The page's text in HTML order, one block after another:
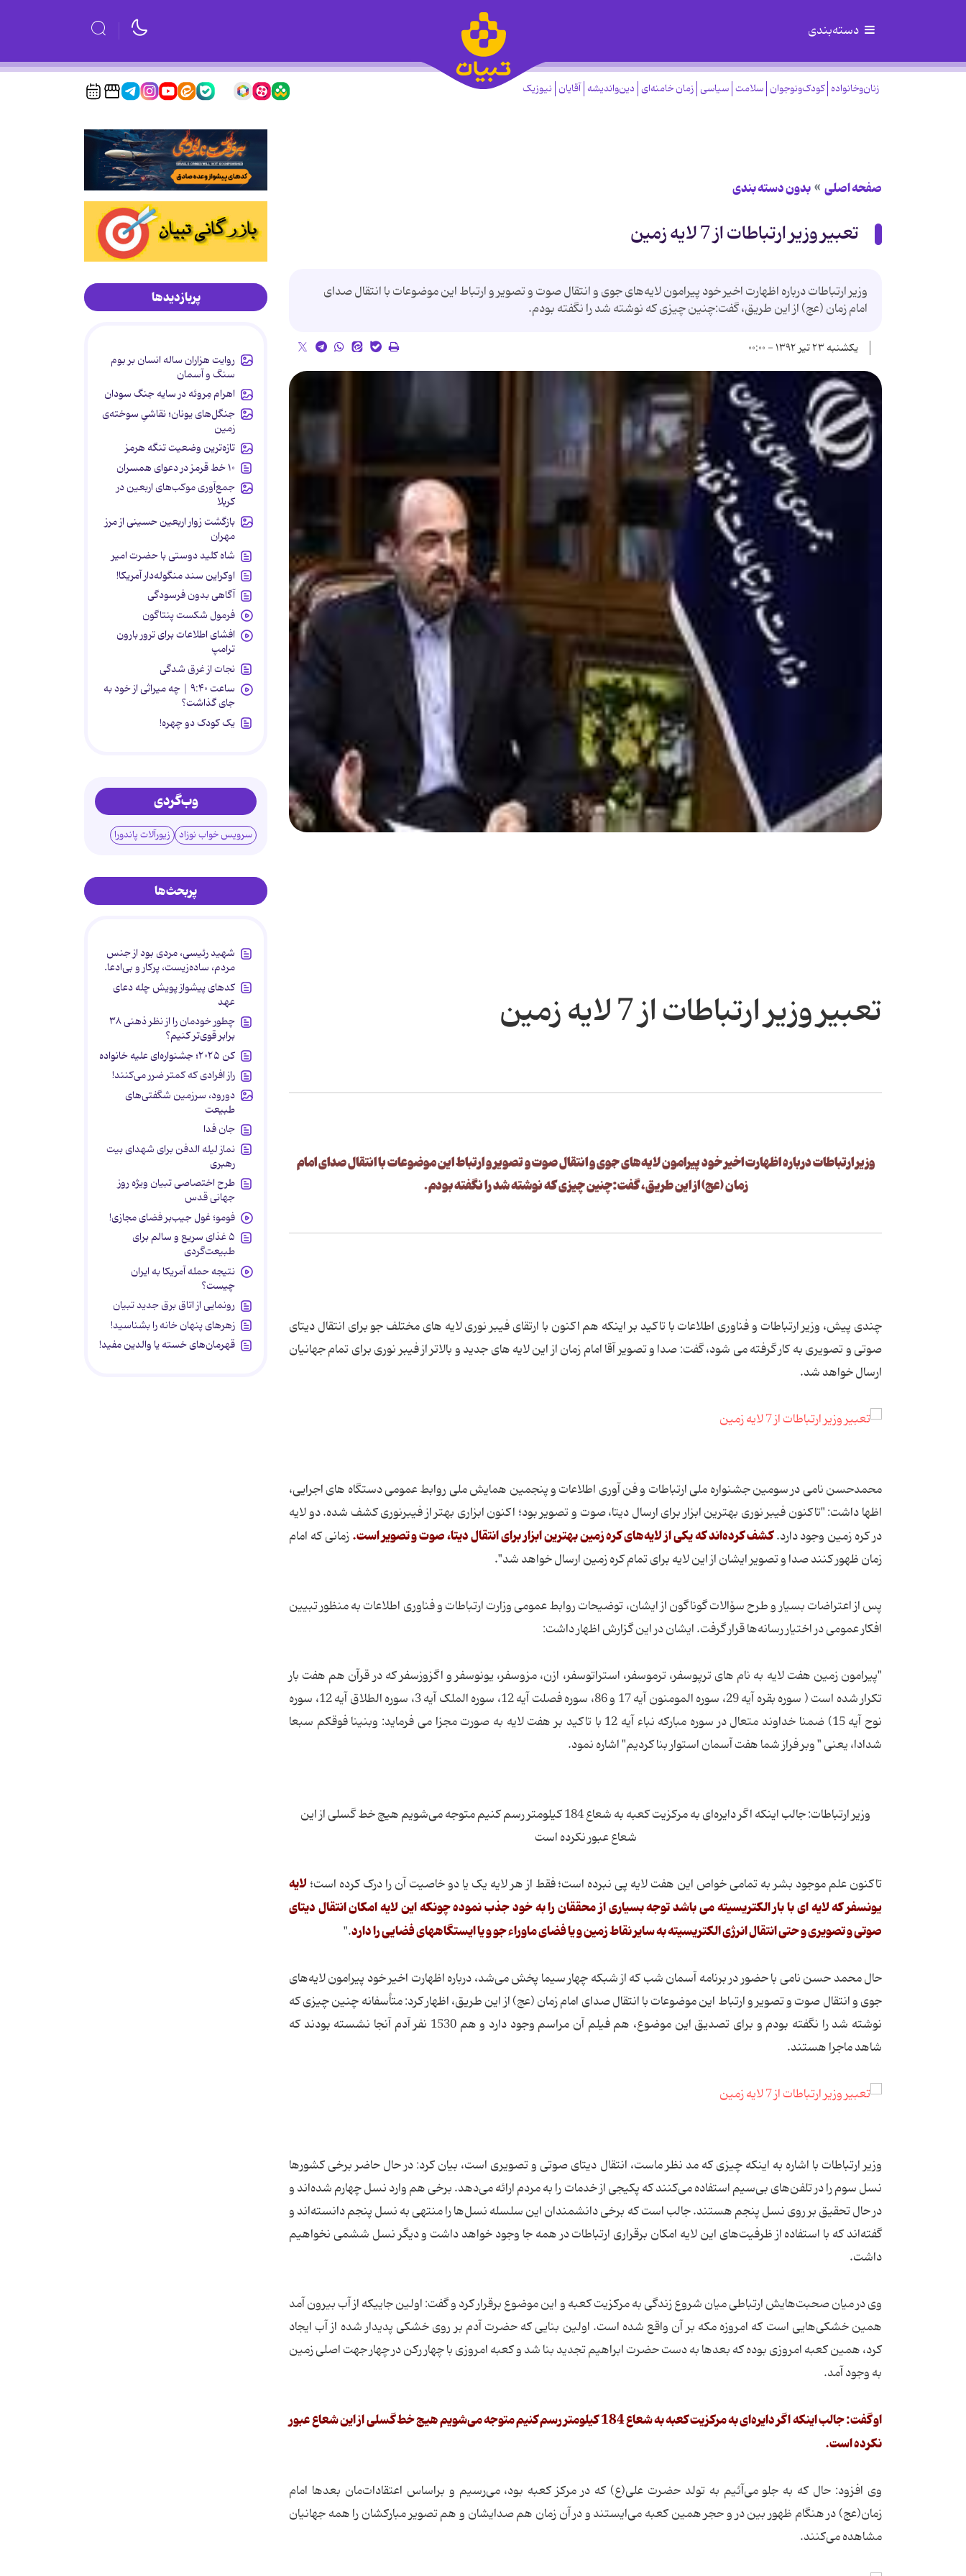
دسته‌بندی
زنان‌وخانواده کودک‌ونوجوان سلامت سیاسی زمان خامنه‌ای دین‌واندیشه آقایان نیوزیک
صفحه اصلی بدون دسته بندی
تعبیر وزیر ارتباطات از 7 لایه زمین
وزیر ارتباطات درباره اظهارت اخیر خود پیرامون لایه‌های جوی و انتقال صوت و تصویر و ارتباط این موضوعات با انتقال صدای
امام زمان (عج) از این طریق، گفت:چنین چیزی که نوشته شد را نگفته بودم.
یکشنبه ۲۳ تیر ۱۳۹۲ - ۰۰:۰۰
تعبیر وزیر ارتباطات از 7 لایه زمین
وزیر ارتباطات درباره اظهارت اخیر خود پیرامون لایه‌های جوی و انتقال صوت و تصویر و ارتباط این موضوعات با انتقال صدای امام
زمان (عج) از این طریق، گفت:چنین چیزی که نوشته شد را نگفته بودم.
چندی پیش، وزیر ارتباطات و فناوری اطلاعات با تاکید بر اینکه هم اکنون با ارتقای فیبر نوری لایه های مختلف جو برای انتقال دیتای
صوتی و تصویری به کار گرفته می شود، گفت: صدا و تصویر آقا امام زمان از این لایه های جدید و بالاتر از فیبر نوری برای تمام جهانیان
ارسال خواهد شد.
محمدحسن نامی در سومین جشنواره ملی ارتباطات و فن آوری اطلاعات و پنجمین همایش ملی روابط عمومی دستگاه های اجرایی،
اظها داشت: "تاکنون فیبر نوری بهترین ابزار برای ارسال دیتا، صوت و تصویر بود؛ اکنون ابزاری بهتر از فیبرنوری کشف شده. دو لایه
در کره زمین وجود دارد.کشف کرده‌اند که یکی از لایه‌های کره زمین بهترین ابزار برای انتقال دیتا، صوت و تصویر است.زمانی که امام
زمان ظهور کنند صدا و تصویر ایشان از این لایه برای تمام کره زمین ارسال خواهد شد".
پس از اعتراضات بسیار و طرح سۆالات گوناگون از ایشان، توضیحات روابط عمومی وزارت ارتباطات و فناوری اطلاعات به منظور تبیین
افکار عمومی در اختیار رسانه‌ها قرار گرفت. ایشان در این گزارش اظهار داشت:
"پیرامون زمین هفت لایه به نام های ترپوسفر، ترموسفر، استراتوسفر، ازن، مزوسفر، یونوسفر و اگزوزسفر که در قرآن هم هفت بار
تکرار شده است ( سوره بقره آیه 29، سوره المومنون آیه 17 و 86، سوره فصلت آیه 12، سوره الملک آیه 3، سوره الطلاق آیه 12، سوره
نوح آیه 15) ضمنا خداوند متعال در سوره مبارکه نباء آیه 12 با تاکید بر هفت لایه به صورت مجزا می فرماید: وبنینا فوقکم سبعا
شدادا، یعنی " وبر فراز شما هفت آسمان استوار بنا کردیم" اشاره نمود.
وزیر ارتباطات: جالب اینکه اگر دایره‌ای به مرکزیت کعبه به شعاع 184 کیلومتر رسم کنیم متوجه می‌شویم هیچ خط گسلی از این
شعاع عبور نکرده است
تاکنون علم موجود بشر به تمامی خواص این هفت لایه پی نبرده است؛ فقط از هر لایه یک یا دو خاصیت آن را درک کرده است؛ لایه
یونسفر که لایه ای با بار الکتریسیته می باشد توجه بسیاری از محققان را به خود جذب نموده چونکه این لایه امکان انتقال دیتای
صوتی و تصویری و حتی انتقال انرژی الکتریسیته به سایر نقاط زمین و یا فضای ماوراء جو و یا ایستگاههای فضایی را دارد."
حال محمد حسن نامی با حضور در برنامه آسمان شب که از شبکه چهار سیما پخش می‌شد، درباره اظهارت اخیر خود پیرامون لایه‌های
جوی و انتقال صوت و تصویر و ارتباط این موضوعات با انتقال صدای امام زمان (عج) از این طریق، اظهار کرد: متأسفانه چنین چیزی که
نوشته شد را نگفته بودم و برای تصدیق این موضوع، هم فیلم آن مراسم وجود دارد و هم 1530 نفر آدم آنجا نشسته بودند که
شاهد ماجرا هستند.
وزیر ارتباطات با اشاره به اینکه چیزی که مد نظر ماست، انتقال دیتای صوتی و تصویری است، بیان کرد: در حال حاضر برخی کشورها
نسل سوم را در تلفن‌های بی‌سیم استفاده می‌کنند که پکیجی از خدمات را به مردم ارائه می‌دهد. برخی هم وارد نسل چهارم شده‌اند و
در حال تحقیق بر روی نسل پنجم هستند. جالب است که برخی دانشمندان این سلسله نسل‌ها را منتهی به نسل پنجم دانسته‌اند و
گفته‌اند که با استفاده از ظرفیت‌های این لایه امکان برقراری ارتباطات در همه جا وجود خواهد داشت و دیگر نسل ششمی نخواهیم
داشت.
وی در میان صحبت‌هایش ارتباطی میان شروع زندگی به مرکزیت کعبه و این موضوع برقرار کرد و گفت: اولین جاییکه از آب بیرون آمد
همین خشکی‌هایی است که امروزه مکه بر آن واقع شده است. اولین بنایی که حضرت آدم بر روی خشکی پدیدار شده از آب ایجاد
کرد، همین کعبه امروزی بوده که بعدها به دست حضرت ابراهیم تجدید بنا شد و کعبه امروزی با چهار رکن در چهار جهت اصلی زمین
به وجود آمد.
او گفت: جالب اینکه اگر دایره‌ای به مرکزیت کعبه به شعاع 184 کیلومتر رسم کنیم متوجه می‌شویم هیچ خط گسلی از این شعاع عبور
نکرده است.
وی افزود: حال که به جلو می‌آئیم به تولد حضرت علی(ع) که در مرکز کعبه بود، می‌رسیم و براساس اعتقادات‌مان بعدها امام
زمان(عج) در هنگام ظهور بین در و حجر همین کعبه می‌ایستند و در آن زمان هم صدایشان و هم تصویر مبارکشان را همه جهانیان
مشاهده می‌کنند.
پربازدیدها
روایت هزاران ساله انسان بر بوم
سنگ و آسمان
اهرام مِروئه در سایه جنگ سودان
جنگل‌های یونان؛ نقاشیِ سوخته‌ی
زمین
تازه‌ترین وضعیت تنگه هرمز
۱۰ خط قرمز در دعوای همسران
جمع‌آوری موکب‌های اربعین در
کربلا
بازگشت زوار اربعین حسینی از مرز
مهران
شاه کلید دوستی با حضرت امیر
اوکراین سند منگوله‌دار آمریکا!
آگاهی بدون فرسودگی
فرمول شکست پنتاگون
افشای اطلاعات برای ترور بارون
ترامپ
نجات از غرق شدگی
ساعت ۹:۴۰ | چه میراثی از خود به
جای گذاشت؟
یک کودک دو چهره!
وب‌گردی
سرویس خواب نوزاد زیورآلات پاندورا
پربحث‌ها
شهید رئیسی، مردی بود از جنس
مردم، ساده‌زیست، پرکار و بی‌ادعا.
کدهای پیشواز پویش چله دعای
عهد
چطور خودمان را از نظر ذهنی ۳۸
برابر قوی‌تر کنیم؟
کن ۲۰۲۵؛ جشنواره‌ای علیه خانواده
راز افرادی که کمتر ضرر می‌کنند!
دورود، سرزمین شگفتی‌های
طبیعت
جان فدا
نماز لیله الدفن برای شهدای بیت
رهبری
طرح اختصاصی تبیان ویژه روز
جهانی قدس
فومو؛ غول جیب‌بر فضای مجازی!
۵ غذای سریع و سالم برای
طبیعت‌گردی
نتیجه حمله آمریکا به ایران
چیست؟
رونمایی از اتاق برق جدید تبیان
زهرهای پنهان خانه را بشناسید!
قهرمان‌های خسته یا والدین مفید!